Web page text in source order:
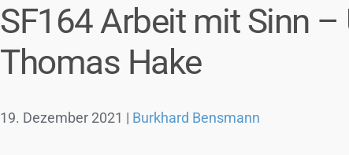
SF164 Arbeit mit Sinn
Thomas Hake
19. Dezember 2021 | Burkhard Bensmann